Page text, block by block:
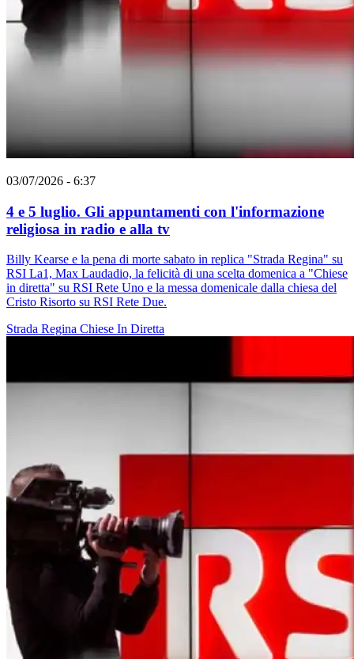
03/07/2026 - 6:37
4 e 5 luglio. Gli appuntamenti con l'informazione
religiosa in radio e alla tv
Billy Kearse e la pena di morte sabato in replica "Strada Regina" su
RSI La1, Max Laudadio, la felicità di una scelta domenica a "Chiese
in diretta" su RSI Rete Uno e la messa domenicale dalla chiesa del
Cristo Risorto su RSI Rete Due.
Strada Regina Chiese In Diretta